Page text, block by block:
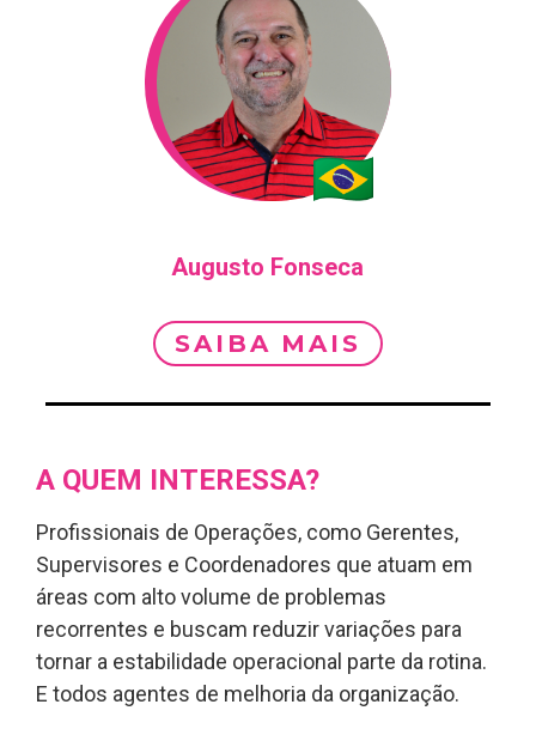
Augusto Fonseca
SAIBA MAIS
A QUEM INTERESSA?
Profissionais de Operações, como Gerentes,
Supervisores e Coordenadores que atuam em
áreas com alto volume de problemas
recorrentes e buscam reduzir variações para
tornar a estabilidade operacional parte da rotina.
E todos agentes de melhoria da organização.